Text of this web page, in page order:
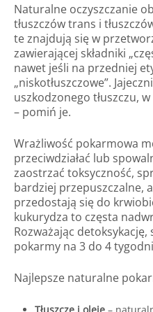
Naturalne oczyszczanie
tłuszczów trans i
te znajdują się w
zawierającej składniki
nawet jeśli na przedniej
„niskotłuszczowe”.
uszkodzonego tłuszczu,
– pomiń je.
Wrażliwość pokarmowa
przeciwdziałać lub
zaostrzać toksyczność,
bardziej przepuszczalne,
przedostają się do
kukurydza to częsta
Rozważając
pokarmy na 3 do 4
Najlepsze naturalne